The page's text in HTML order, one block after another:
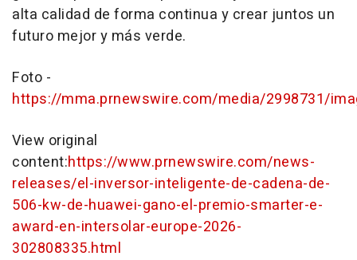
alta calidad de forma continua y crear juntos un
futuro mejor y más verde.
Foto -
https://mma.prnewswire.com/media/2998731/
View original
content:https://www.prnewswire.com/news-
releases/el-inversor-inteligente-de-cadena-de-
506-kw-de-huawei-gano-el-premio-smarter-e-
award-en-intersolar-europe-2026-
302808335.html